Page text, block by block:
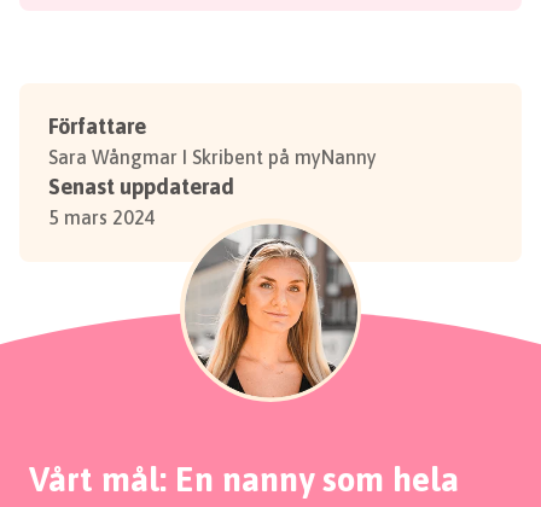
Författare
Sara Wångmar I Skribent på myNanny
Senast uppdaterad
5 mars 2024
Vårt mål: En nanny som hela